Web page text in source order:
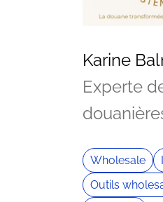
Karine
Experte
Wholesale
Outils